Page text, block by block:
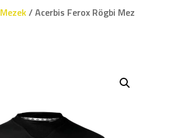
Mezek/ Acerbis Ferox Rögbi Mez